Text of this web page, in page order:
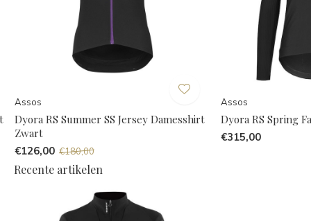
Assos
Dyora RS Summer SS Jersey Damesshirt
Zwart
€126,00 €180,00
Assos
Dyora RS Spring
€315,00
Recente artikelen